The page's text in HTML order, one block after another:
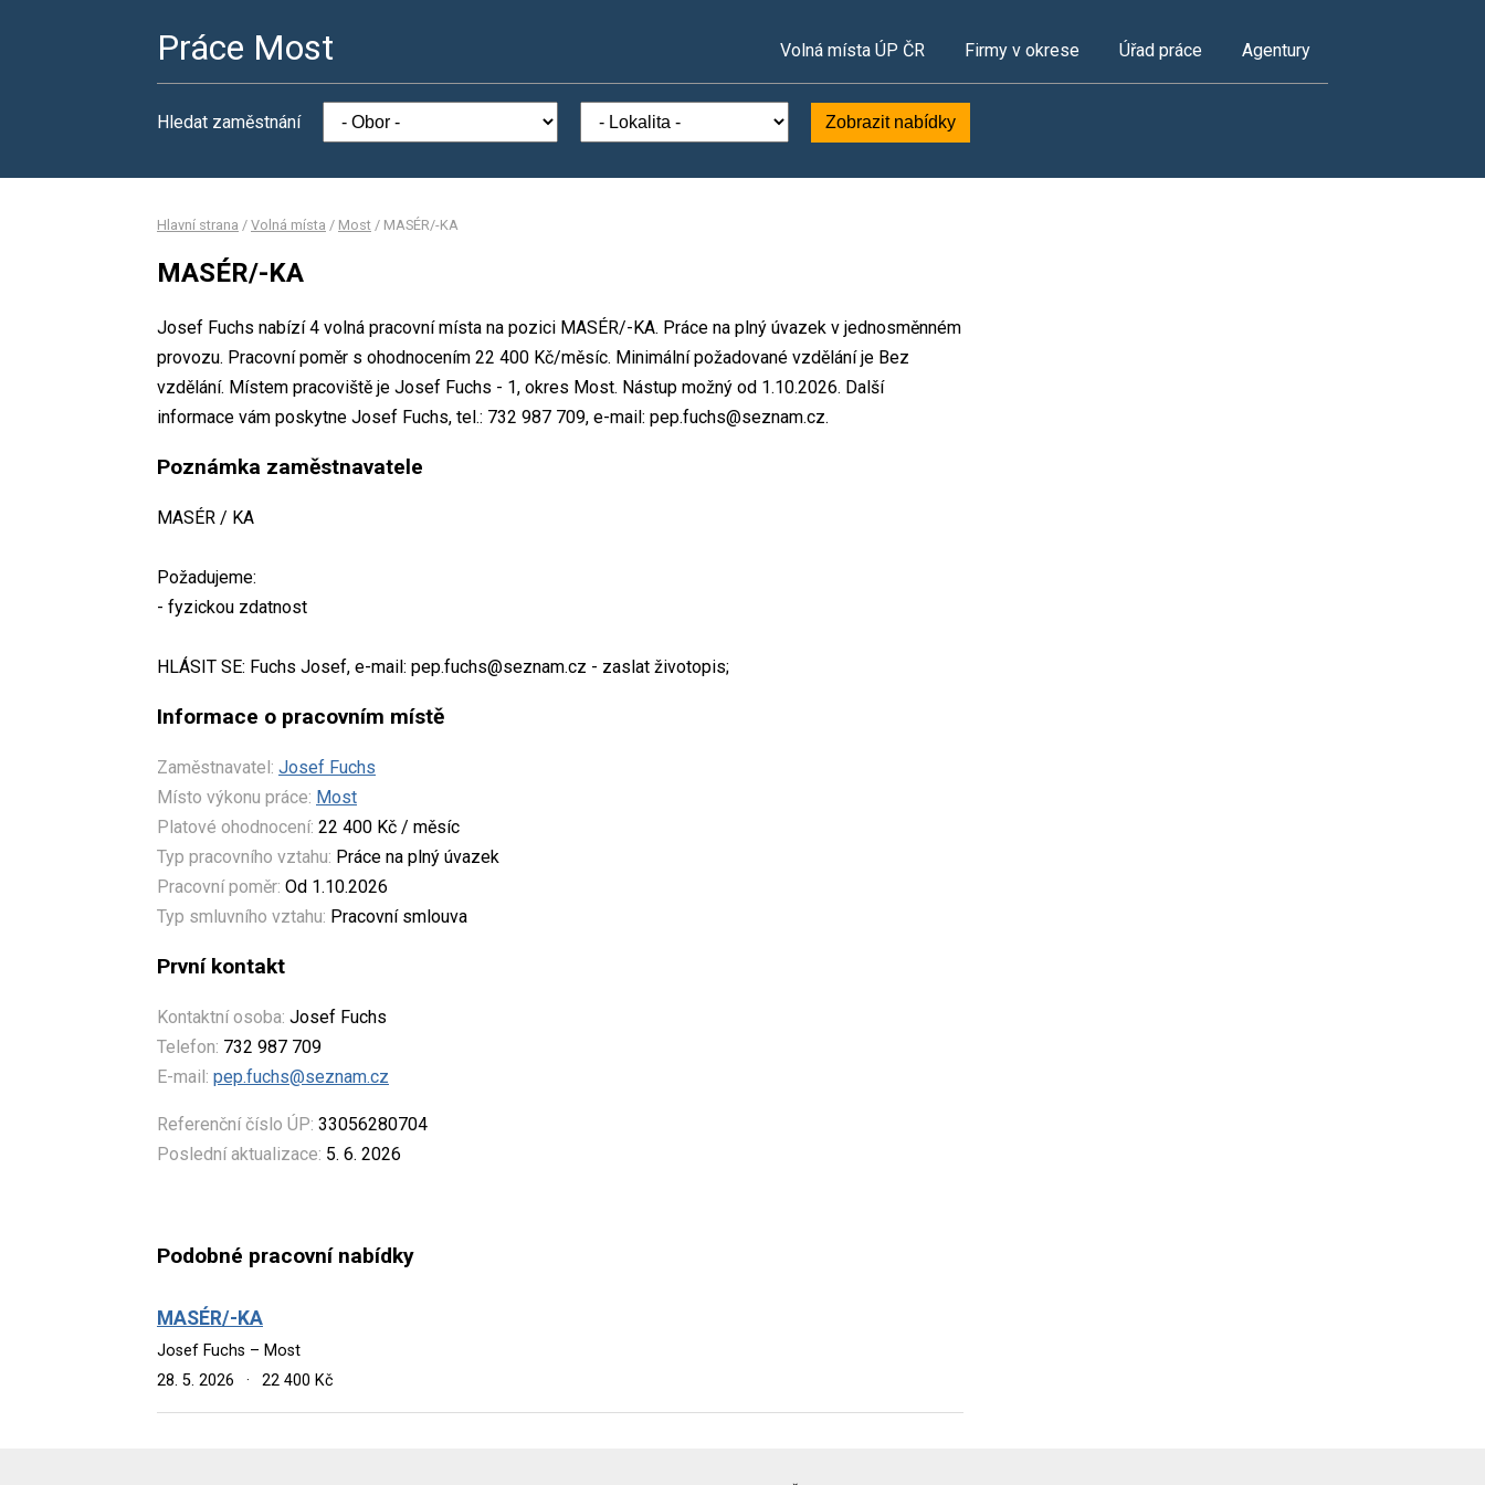
Práce Most Volná místa ÚP ČR Firmy v okrese Úřad práce Agentury
Hledat zaměstnání Zobrazit nabídky
Hlavní strana / Volná místa / Most / MASÉR/-KA
MASÉR/-KA
Josef Fuchs nabízí 4 volná pracovní místa na pozici MASÉR/-KA. Práce na plný úvazek v jednosměnném
provozu. Pracovní poměr s ohodnocením 22 400 Kč/měsíc. Minimální požadované vzdělání je Bez
vzdělání. Místem pracoviště je Josef Fuchs - 1, okres Most. Nástup možný od 1.10.2026. Další
informace vám poskytne Josef Fuchs, tel.: 732 987 709, e-mail: pep.fuchs@seznam.cz.
Poznámka zaměstnavatele
MASÉR / KA
Požadujeme:
- fyzickou zdatnost
HLÁSIT SE: Fuchs Josef, e-mail: pep.fuchs@seznam.cz - zaslat životopis;
Informace o pracovním místě
Zaměstnavatel: Josef Fuchs
Místo výkonu práce: Most
Platové ohodnocení: 22 400 Kč / měsíc
Typ pracovního vztahu: Práce na plný úvazek
Pracovní poměr: Od 1.10.2026
Typ smluvního vztahu: Pracovní smlouva
První kontakt
Kontaktní osoba: Josef Fuchs
Telefon: 732 987 709
E-mail: pep.fuchs@seznam.cz
Referenční číslo ÚP: 33056280704
Poslední aktualizace: 5. 6. 2026
Podobné pracovní nabídky
MASÉR/-KA
Josef Fuchs – Most
28. 5. 2026
· 22 400 Kč